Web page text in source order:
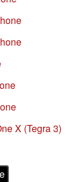
X (Tegra 3)